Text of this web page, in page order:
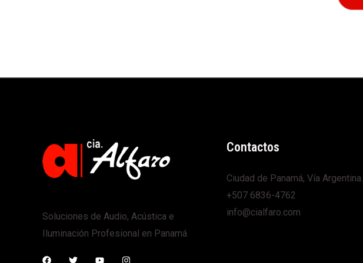
Soluciones de Audio, Acústica e
Iluminación Profesional en Panamá
Contactos
Ciudad de Panamá, Vía Argentina.
+507 6836-4762
info@cialfaro.com